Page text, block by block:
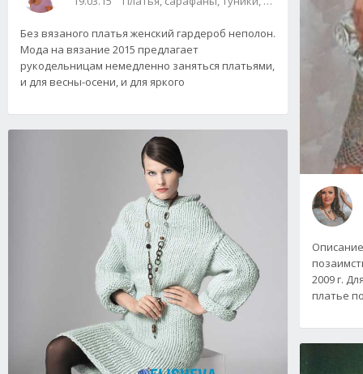
Без вязаного платья женский гардероб неполон.
Мода на вязание 2015 предлагает
рукодельницам немедленно заняться платьями,
и для весны-осени, и для яркого
2009 г.
платье